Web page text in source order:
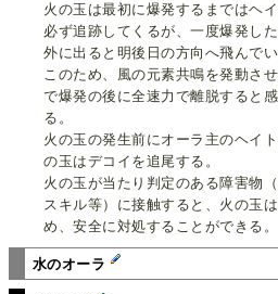
火の玉は最初に爆発するまではヘ
必ず追跡してくるが、一度爆発し
外に出ると明後日の方向へ飛んでい
このため、風の元素共鳴を発動さ
で爆発の後に全速力で離脱すると
る。
火の玉の発生前にオーラ主のヘイ
の玉はデコイを追尾する。
火の玉が当たり判定のある障害物
スキル等）に接触すると、火の玉
め、安全に対処することができる。
水のオーラ